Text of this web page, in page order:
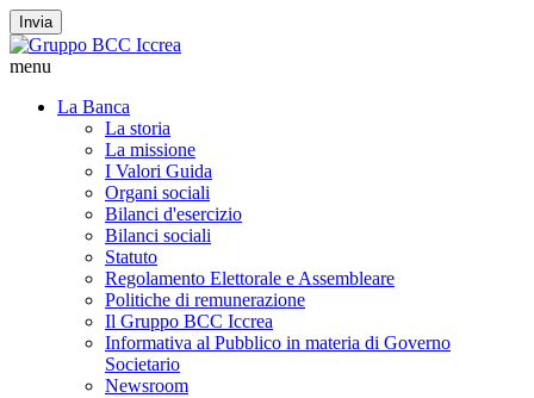
Invia
menu
La Banca
La storia
La missione
I Valori Guida
Organi sociali
Bilanci d'esercizio
Bilanci sociali
Statuto
Regolamento Elettorale e Assembleare
Politiche di remunerazione
Il Gruppo BCC Iccrea
Informativa al Pubblico in materia di Governo
Societario
Newsroom